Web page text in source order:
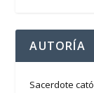
AUTORÍA
Sacerdote